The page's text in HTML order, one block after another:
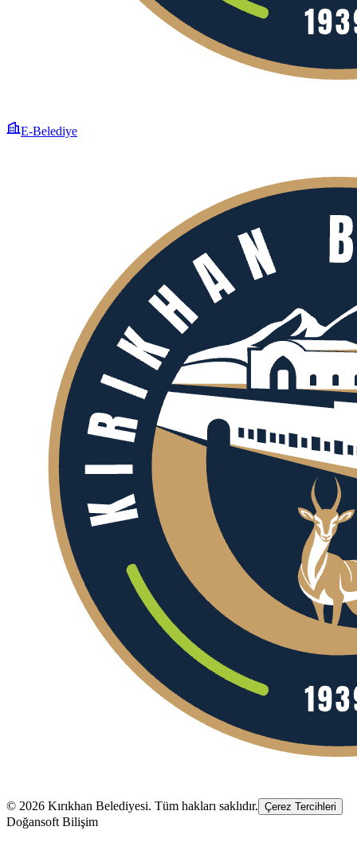
E-Belediye
© 2026 Kırıkhan Belediyesi. Tüm hakları saklıdır. Çerez Tercihleri
Doğansoft Bilişim